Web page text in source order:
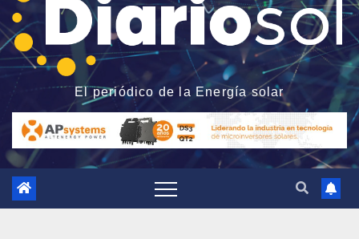
El periódico de la Energía solar